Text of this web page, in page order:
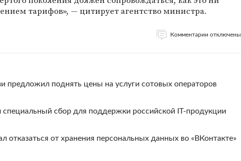
тарифов», — цитирует агентство министра.
Комментарии отключены
предложил поднять цены на услуги сотовых операторов
сбор для поддержки российской IT-продукции
отказаться от хранения персональных данных во «ВКонтакте»